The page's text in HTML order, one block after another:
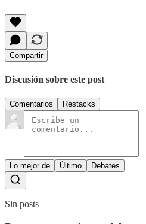
Compartir
Discusión sobre este post
Comentarios Restacks
Lo mejor de Último Debates
Sin posts